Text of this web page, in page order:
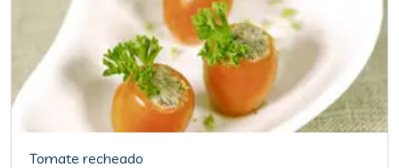
Tomate recheado